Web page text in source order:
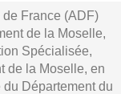
France (ADF)
de la Moselle,
Spécialisée,
de la Moselle, en
Département du